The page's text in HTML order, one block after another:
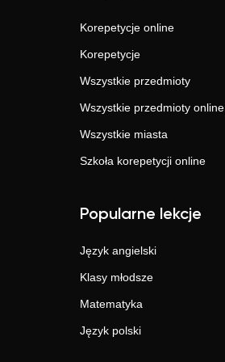
Korepetycje online
Korepetycje
Wszystkie przedmioty
Wszystkie przedmioty online
Wszystkie miasta
Szkoła korepetycji online
Popularne lekcje
Język angielski
Klasy młodsze
Matematyka
Język polski